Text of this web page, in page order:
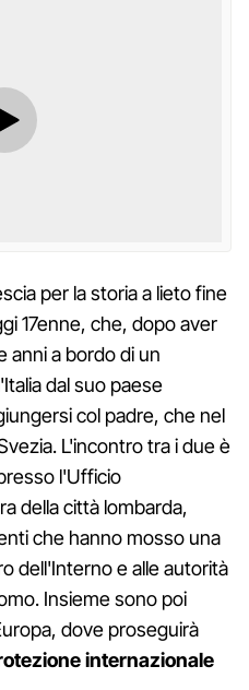
per la storia a lieto fine
17enne, che, dopo aver
anni a bordo di un
dal suo paese
col padre, che nel
L'incontro tra i due è
l'Ufficio
della città lombarda,
che hanno mosso una
dell'Interno e alle autorità
Insieme sono poi
dove proseguirà
internazionale